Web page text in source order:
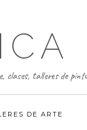
clases, talleres de
DE ARTE